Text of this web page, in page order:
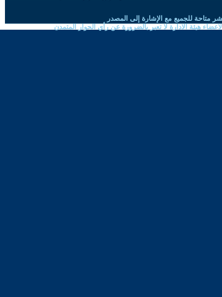
متاحة للجميع مع الإشارة إلى المصدر
هيئة الادارة لا تعبر بالضرورة عن رأي الحوار المتمدن